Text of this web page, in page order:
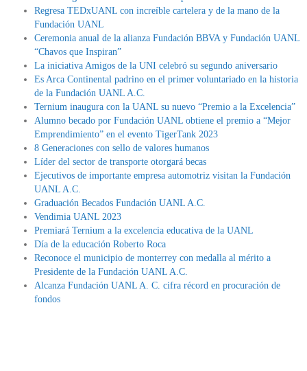
Regresa TEDxUANL con increíble cartelera y de la mano de la
Fundación UANL
Ceremonia anual de la alianza Fundación BBVA y Fundación UANL
“Chavos que Inspiran”
La iniciativa Amigos de la UNI celebró su segundo aniversario
Es Arca Continental padrino en el primer voluntariado en la historia
de la Fundación UANL A.C.
Ternium inaugura con la UANL su nuevo “Premio a la Excelencia”
Alumno becado por Fundación UANL obtiene el premio a “Mejor
Emprendimiento” en el evento TigerTank 2023
8 Generaciones con sello de valores humanos
Líder del sector de transporte otorgará becas
Ejecutivos de importante empresa automotriz visitan la Fundación
UANL A.C.
Graduación Becados Fundación UANL A.C.
Vendimia UANL 2023
Premiará Ternium a la excelencia educativa de la UANL
Día de la educación Roberto Roca
Reconoce el municipio de monterrey con medalla al mérito a
Presidente de la Fundación UANL A.C.
Alcanza Fundación UANL A. C. cifra récord en procuración de
fondos